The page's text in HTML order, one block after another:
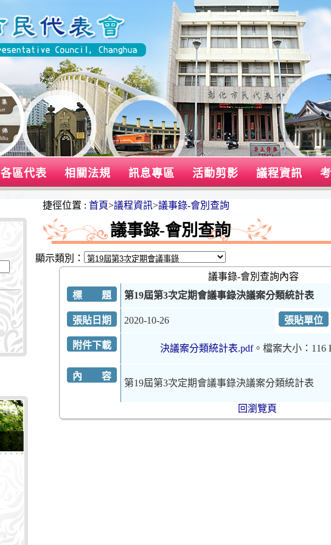
各區代表 相關法規 訊息專區 活動剪影 議程資訊
捷徑位置 : 首頁>議程資訊>議事錄-會別查詢
議事錄-會別查詢
顯示類別：
議事錄-會別查詢內容
標 題
第19屆第3次定期會議事錄決議案分類統計表
張貼日期 2020-10-26 張貼單位
附件下載 決議案分類統計表.pdf。檔案大小：116
內 容
第19屆第3次定期會議事錄決議案分類統計表
回瀏覽頁